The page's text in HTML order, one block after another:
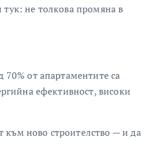
тук: не толкова промяна в
от апартаментите са
ефективност, високи
към ново строителство — и да